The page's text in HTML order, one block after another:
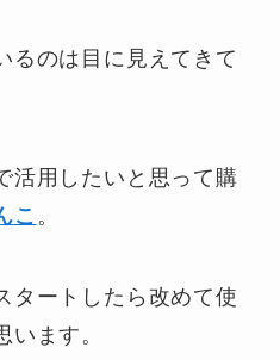
るのは目に見えてきて
活用したいと思って購
こ 。
タートしたら改めて使
ます。